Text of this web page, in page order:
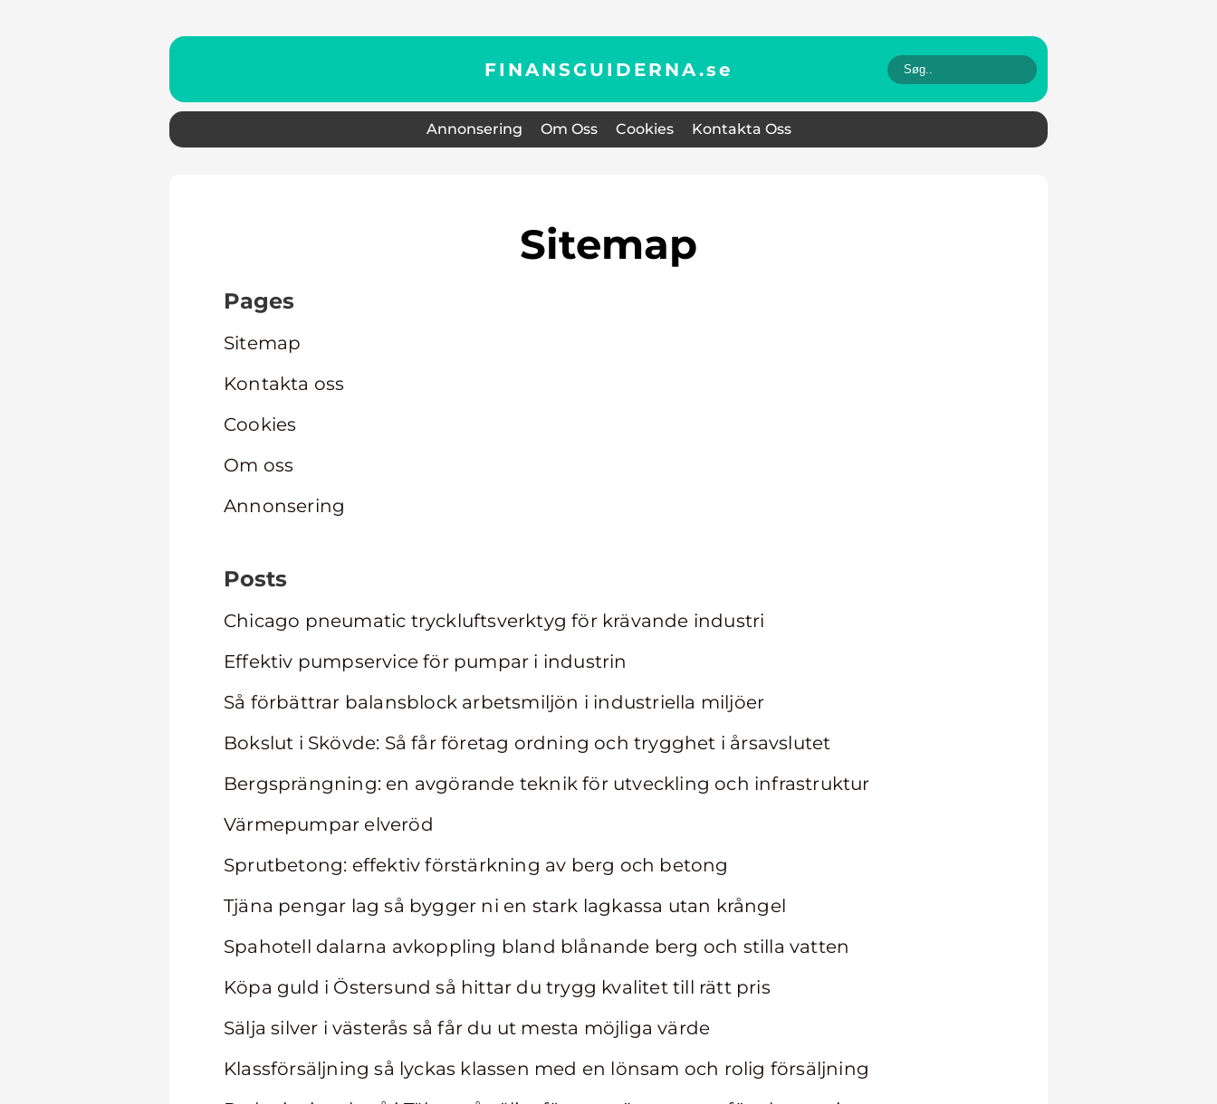
FINANSGUIDERNA.se
Annonsering Om Oss Cookies Kontakta Oss
Sitemap
Pages
Sitemap
Kontakta oss
Cookies
Om oss
Annonsering
Posts
Chicago pneumatic tryckluftsverktyg för krävande industri
Effektiv pumpservice för pumpar i industrin
Så förbättrar balansblock arbetsmiljön i industriella miljöer
Bokslut i Skövde: Så får företag ordning och trygghet i årsavslutet
Bergsprängning: en avgörande teknik för utveckling och infrastruktur
Värmepumpar elveröd
Sprutbetong: effektiv förstärkning av berg och betong
Tjäna pengar lag så bygger ni en stark lagkassa utan krångel
Spahotell dalarna avkoppling bland blånande berg och stilla vatten
Köpa guld i Östersund så hittar du trygg kvalitet till rätt pris
Sälja silver i västerås så får du ut mesta möjliga värde
Klassförsäljning så lyckas klassen med en lönsam och rolig försäljning